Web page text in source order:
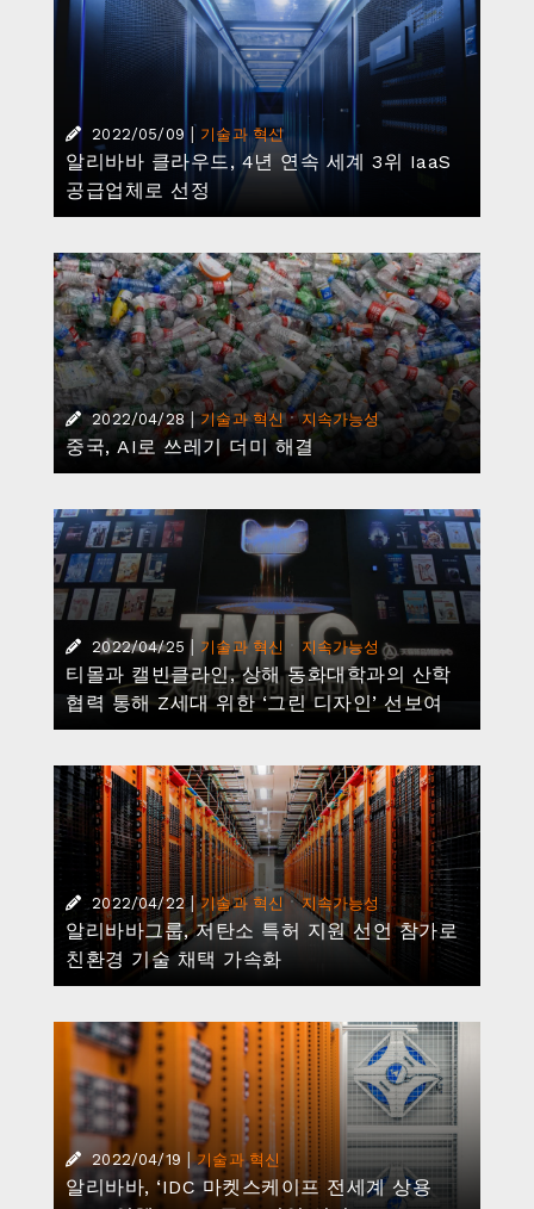
2022/05/09 | 기술과 혁신
알리바바 클라우드, 4년 연속 세계 3위 IaaS
공급업체로 선정
2022/04/28 | 기술과 혁신·지속가능성
중국, AI로 쓰레기 더미 해결
2022/04/25 | 기술과 혁신 지속가능성
티몰과 캘빈클라인, 상해 동화대학과의 산학
협력 통해 Z세대 위한 ‘그린 디자인’ 선보여
2022/04/22 | 기술과 혁신 ·지속가능성
알리바바그룹, 저탄소 특허 지원 선언 참가로
친환경 기술 채택 가속화
2022/04/19 | 기술과 혁신
알리바바, ‘IDC 마켓스케이프 전세계 상용